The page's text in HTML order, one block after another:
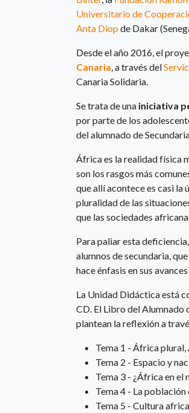
Universitario de
Anta Diopde Dakar
Desde el año 2016, el
Canaria , a través del
Canaria Solidaria.
Se trata de una iniciativa
por parte de los
del alumnado de
África es la realidad física
son los rasgos más
que allí acontece es casi la
pluralidad de las
que las sociedades
Para paliar esta
alumnos de secundaria,
hace énfasis en sus
La Unidad Didáctica está
CD. El Libro del Alumnado
plantean la reflexión a
Tema 1 - África
Tema 2 - Espacio y
Tema 3 - ¿África en el
Tema 4 - La
Tema 5 - Cultura